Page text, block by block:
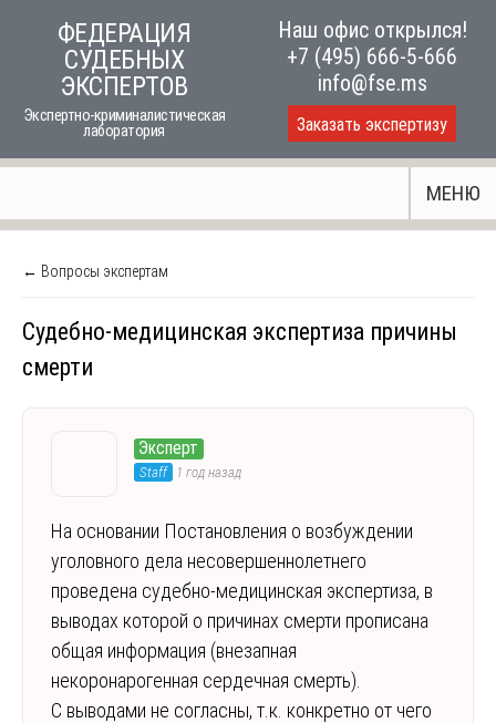
ФЕДЕРАЦИЯ
СУДЕБНЫХ
ЭКСПЕРТОВ
Экспертно-криминалистическая
лаборатория
Наш офис открылся!
+7 (495) 666-5-666
info@fse.ms
Заказать экспертизу
МЕНЮ
← Вопросы экспертам
Судебно-медицинская экспертиза причины
смерти
Эксперт
Staff 1 год назад
На основании Постановления о возбуждении
уголовного дела несовершеннолетнего
проведена судебно-медицинская экспертиза, в
выводах которой о причинах смерти прописана
общая информация (внезапная
некоронарогенная сердечная смерть).
С выводами не согласны, т.к. конкретно от чего